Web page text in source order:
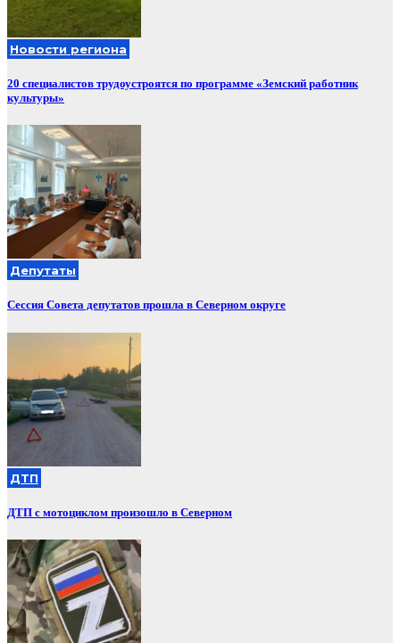
Новости региона
20 специалистов трудоустроятся по программе «Земский работник
культуры»
Депутаты
Сессия Совета депутатов прошла в Северном округе
ДТП
ДТП с мотоциклом произошло в Северном